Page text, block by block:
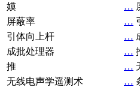
嫫
…
屏蔽率
…
引体向上杆
…
成批处理器
…
推
…
无线电声学遥测术
…